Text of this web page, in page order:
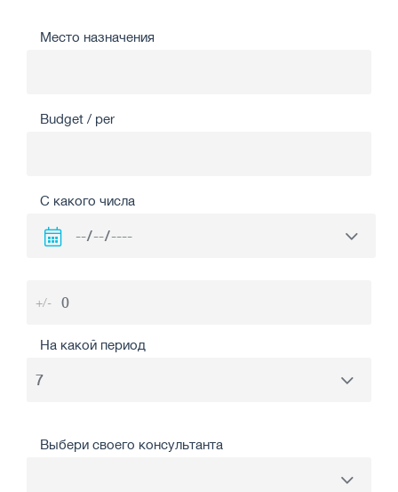
Место назначения
Budget / per
С какого числа
+/-
На какой период
Выбери своего консультанта